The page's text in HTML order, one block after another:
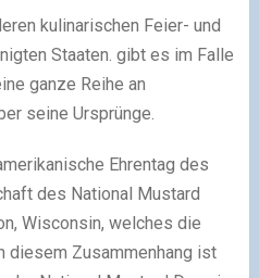
kulinarischen Feier- und
Staaten. gibt es im Falle
ganze Reihe an
seine Ursprünge.
Ehrentag des
des National Mustard
Wisconsin, welches die
diesem Zusammenhang ist